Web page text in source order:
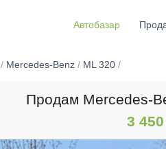
Автобазар
/ Mercedes-Benz/ ML 320/
Продам Mercedes-
3